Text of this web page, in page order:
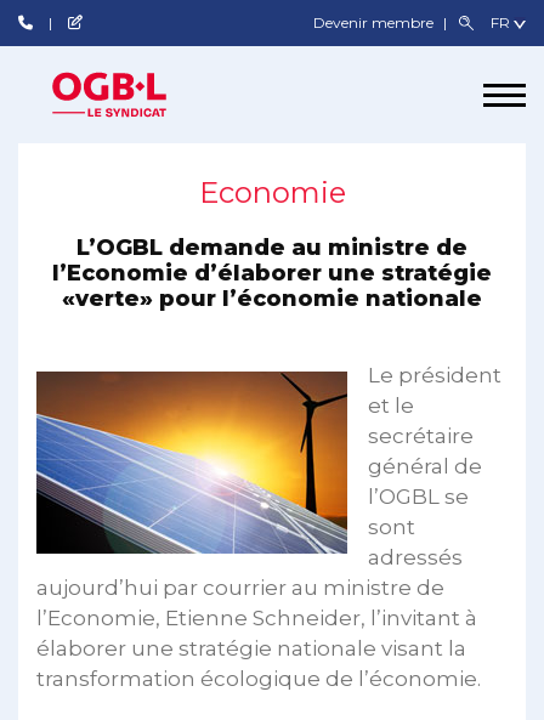
Devenir membre
Economie
L’OGBL demande au ministre de
l’Economie d’élaborer une stratégie
«verte» pour l’économie nationale
Le président
et le
secrétaire
général de
l’OGBL se
sont
adressés
aujourd’hui par courrier au ministre de
l’Economie, Etienne Schneider, l’invitant à
élaborer une stratégie nationale visant la
transformation écologique de l’économie.